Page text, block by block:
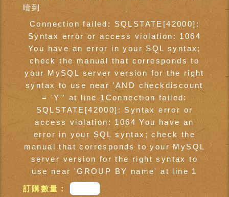
噎到
Connection failed: SQLSTATE[42000]:
Syntax error or access violation: 1064
You have an error in your SQL syntax;
check the manual that corresponds to
your MySQL server version for the right
syntax to use near 'AND checkdiscount
= 'Y'' at line 1Connection failed:
SQLSTATE[42000]: Syntax error or
access violation: 1064 You have an
error in your SQL syntax; check the
manual that corresponds to your MySQL
server version for the right syntax to
use near 'GROUP BY name' at line 1
訂購數量：